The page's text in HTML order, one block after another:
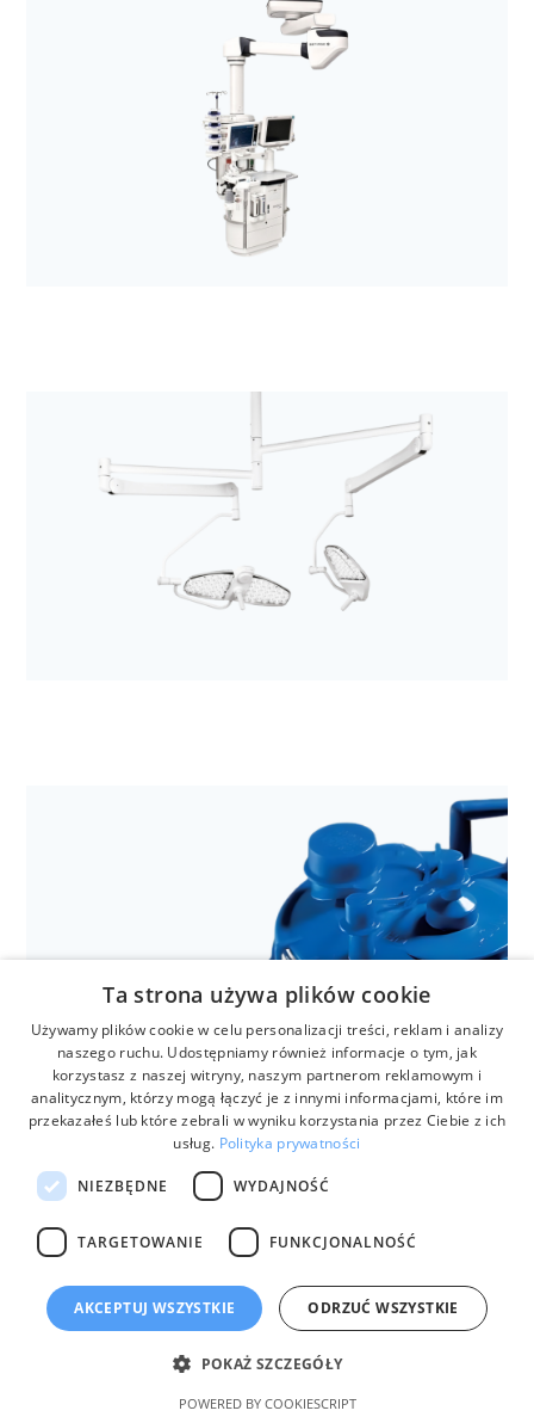
Anestezjologia i aparatura medyczna
Kolumny chirurgiczne i anestezjologiczne z
rodziny MODUEVO
Anestezjologia i aparatura medyczna
Lampy zabiegowe LUCEA
Anestezjologia i aparatura medyczna
biuro@anmar.pl
32 780 32 79
Ta strona używa plików cookie
Używamy plików cookie w celu personalizacji treści, reklam i analizy
naszego ruchu. Udostępniamy również informacje o tym, jak
korzystasz z naszej witryny, naszym partnerom reklamowym i
analitycznym, którzy mogą łączyć je z innymi informacjami, które im
przekazałeś lub które zebrali w wyniku korzystania przez Ciebie z ich
usług. Polityka prywatności
NIEZBĘDNE WYDAJNOŚĆ
TARGETOWANIE FUNKCJONALNOŚĆ
AKCEPTUJ WSZYSTKIE ODRZUĆ WSZYSTKIE
POKAŻ SZCZEGÓŁY
POWERED BY COOKIESCRIPT